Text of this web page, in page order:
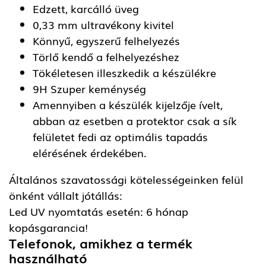
Edzett, karcálló üveg
0,33 mm ultravékony kivitel
Könnyű, egyszerű felhelyezés
Törlő kendő a felhelyezéshez
Tökéletesen illeszkedik a készülékre
9H Szuper keménység
Amennyiben a készülék kijelzője ívelt,
abban az esetben a protektor csak a sík
felületet fedi az optimális tapadás
elérésének érdekében.
Általános szavatossági kötelességeinken felül
önként vállalt jótállás:
Led UV nyomtatás esetén: 6 hónap
kopásgarancia!
Telefonok, amikhez a termék
használható